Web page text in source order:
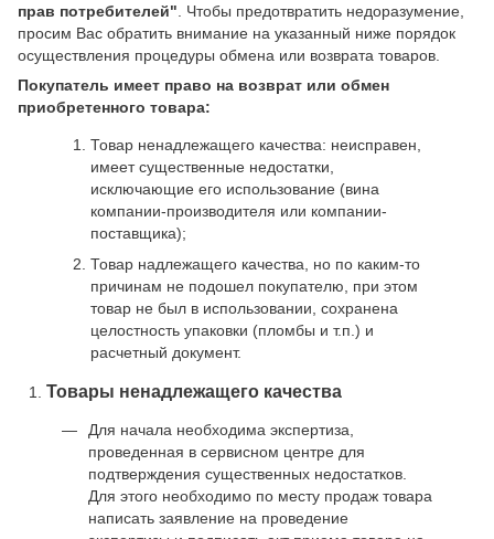
прав потребителей" . Чтобы предотвратить недоразумение,
просим Вас обратить внимание на указанный ниже порядок
осуществления процедуры обмена или возврата товаров.
Покупатель имеет право на возврат или обмен
приобретенного товара:
Товар ненадлежащего качества: неисправен,
имеет существенные недостатки,
исключающие его использование (вина
компании-производителя или компании-
поставщика);
Товар надлежащего качества, но по каким-то
причинам не подошел покупателю, при этом
товар не был в использовании, сохранена
целостность упаковки (пломбы и т.п.) и
расчетный документ.
Товары ненадлежащего качества
Для начала необходима экспертиза,
проведенная в сервисном центре для
подтверждения существенных недостатков.
Для этого необходимо по месту продаж товара
написать заявление на проведение